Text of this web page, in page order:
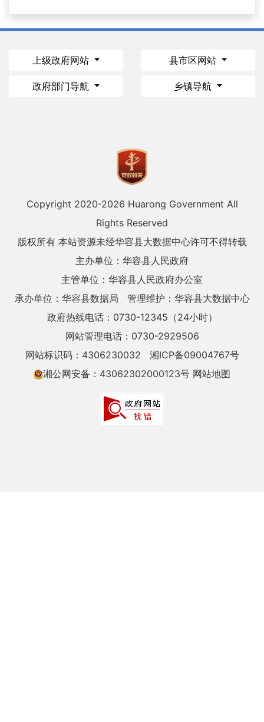
上级政府网站 县市区网站
政府部门导航 乡镇导航
Copyright 2020-2026 Huarong Government All
Rights Reserved
版权所有 本站资源未经华容县大数据中心许可不得转载
主办单位：华容县人民政府
主管单位：华容县人民政府办公室
承办单位：华容县数据局
管理维护：华容县大数据中心
政府热线电话：0730-12345（24小时）
网站管理电话：0730-2929506
网站标识码：4306230032
湘ICP备09004767号
湘公网安备：43062302000123号 网站地图